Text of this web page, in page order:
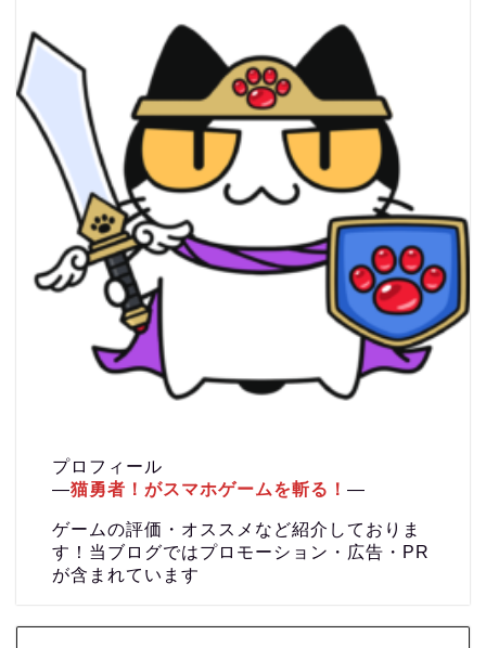
プロフィール
―猫勇者！がスマホゲームを斬る！―
ゲームの評価・オススメなど紹介しておりま
す！当ブログではプロモーション・広告・PR
が含まれています